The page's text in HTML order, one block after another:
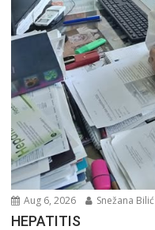
Aug 6, 2026 Snežana Bilić
HEPATITIS